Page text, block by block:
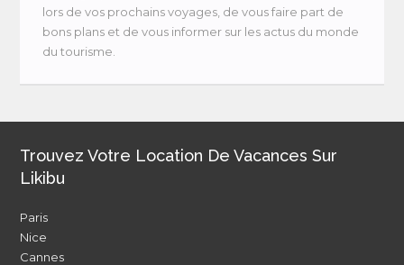
lors de vos prochains voyages, de vous faire part de
bons plans et de vous informer sur les actus du monde
du tourisme.
Trouvez Votre Location De Vacances Sur
Likibu
Paris
Nice
Cannes